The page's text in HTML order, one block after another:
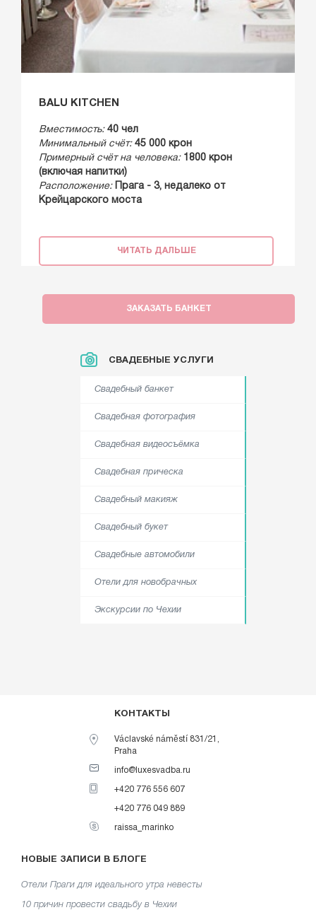
BALU KITCHEN
Вместимость: 40 чел
Минимальный счёт: 45 000 крон
Примерный счёт на человека: 1800 крон
(включая напитки)
Расположение:
Прага - 3, недалеко от
Крейцарского моста
ЧИТАТЬ ДАЛЬШЕ
ЗАКАЗАТЬ БАНКЕТ
СВАДЕБНЫЕ УСЛУГИ
Свадебный банкет
Свадебная фотография
Свадебная видеосъёмка
Свадебная прическа
Свадебный макияж
Свадебный букет
Свадебные автомобили
Отели для новобрачных
Экскурсии по Чехии
КОНТАКТЫ
Václavské náměstí 831/21,
Praha
info@luxesvadba.ru
+420 776 556 607
+420 776 049 889
raissa_marinko
НОВЫЕ ЗАПИСИ В БЛОГЕ
Отели Праги для идеального утра невесты
10 причин провести свадьбу в Чехии